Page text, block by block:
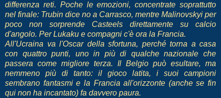
differenza reti. Poche le emozioni, concentrate soprattutto
nel finale: Trubin dice no a Carrasco, mentre Malinovskyi per
poco non sorprende Casteels direttamente su calcio
d'angolo. Per Lukaku e compagni c'è ora la Francia.
All'Ucraina va l'Oscar della sfortuna, perché torna a casa
con quattro punti, uno in più di qualche nazionale che
passera come migliore terza. Il Belgio può esultare, ma
nemmeno più di tanto: il gioco latita, i suoi campioni
sembrano fantasmi e la Francia all'orizzonte (anche se fin
qui non ha incantato) fa davvero paura.